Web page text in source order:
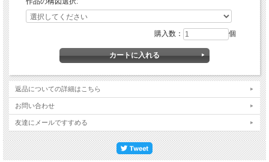
購入数： 個
返品についての詳細はこちら
お問い合わせ
友達にメールですすめる